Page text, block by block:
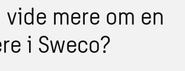
mere om en
i Sweco?